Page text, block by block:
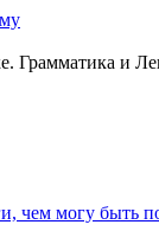
Грамматика и
чем могу быть